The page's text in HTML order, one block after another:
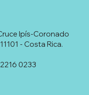
Ipís-Coronado
- Costa Rica.
0233